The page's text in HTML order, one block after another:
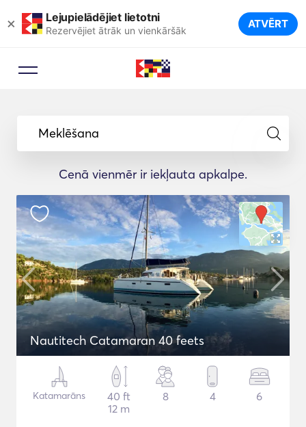
× Lejupielādējiet lietotni
Rezervējiet ātrāk un vienkāršāk ATVĒRT
Meklēšana
Cenā vienmēr ir iekļauta apkalpe.
Nautitech Catamaran 40 feets
Katamarāns
40 ft
12 m
8 4 6